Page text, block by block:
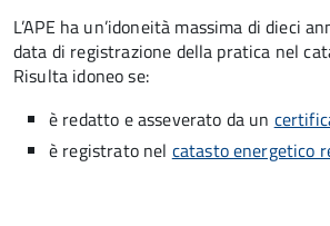
L’APE ha un’idoneità massima di dieci
data di registrazione della pratica nel
Risulta idoneo se:
è redatto e asseverato da un
è registrato nel catasto energetico